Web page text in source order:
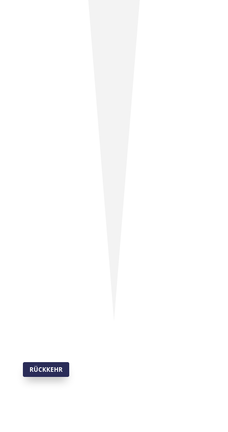
RÜCKKEHR